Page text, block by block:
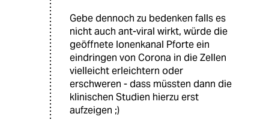
Gebe dennoch zu bedenken falls es
nicht auch ant-viral wirkt, würde die
geöffnete Ionenkanal Pforte ein
eindringen von Corona in die Zellen
vielleicht erleichtern oder
erschweren - dass müssten dann die
klinischen Studien hierzu erst
aufzeigen ;)